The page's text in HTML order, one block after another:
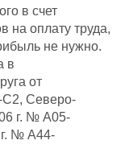
в счет
на оплату труда,
не нужно.
в
от
С2, Северо-
г. № А05-
г. № А44-